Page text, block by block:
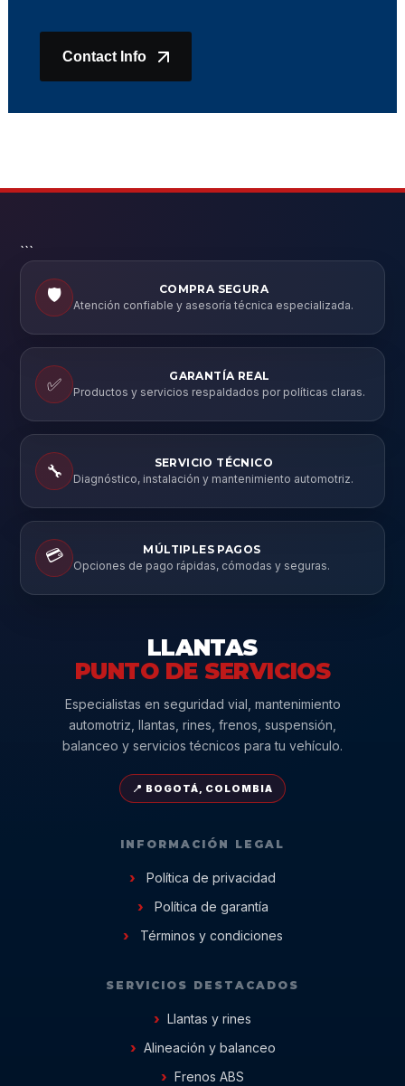
Contact Info
```
🛡️
COMPRA SEGURA
Atención confiable y asesoría técnica especializada.
✅
GARANTÍA REAL
Productos y servicios respaldados por políticas claras.
🔧
SERVICIO TÉCNICO
Diagnóstico, instalación y mantenimiento automotriz.
💳
MÚLTIPLES PAGOS
Opciones de pago rápidas, cómodas y seguras.
LLANTAS
PUNTO DE SERVICIOS
Especialistas en seguridad vial, mantenimiento
automotriz, llantas, rines, frenos, suspensión,
balanceo y servicios técnicos para tu vehículo.
📍 BOGOTÁ, COLOMBIA
INFORMACIÓN LEGAL
Política de privacidad
Política de garantía
Términos y condiciones
SERVICIOS DESTACADOS
Llantas y rines
Alineación y balanceo
Frenos ABS